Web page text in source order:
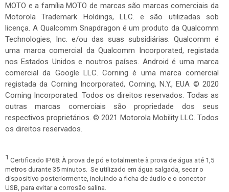
MOTO e a família MOTO de marcas são marcas comerciais da
Motorola Trademark Holdings, LLC. e são utilizadas sob
licença. A Qualcomm Snapdragon é um produto da Qualcomm
Technologies, Inc. e/ou das suas subsidiárias. Qualcomm é
uma marca comercial da Qualcomm Incorporated, registada
nos Estados Unidos e noutros países. Android é uma marca
comercial da Google LLC. Corning é uma marca comercial
registada da Corning Incorporated, Corning, N.Y., EUA © 2020
Corning Incorporated. Todos os direitos reservados. Todas as
outras marcas comerciais são propriedade dos seus
respectivos proprietários. © 2021 Motorola Mobility LLC. Todos
os direitos reservados.
1 Certificado IP68: À prova de pó e totalmente à prova de água até 1,5
metros durante 35 minutos. Se utilizado em água salgada, secar o
dispositivo posteriormente, incluindo a ficha de áudio e o conector
USB, para evitar a corrosão salina.